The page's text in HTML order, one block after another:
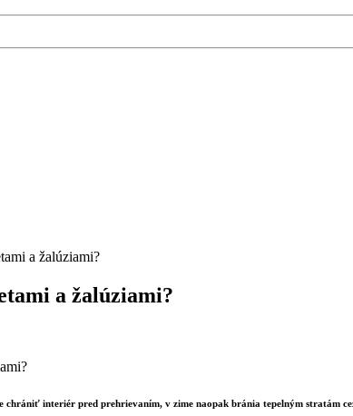
a žalúziami?
a žalúziami?
chrániť interiér pred prehrievaním, v zime naopak bránia tepelným stratám